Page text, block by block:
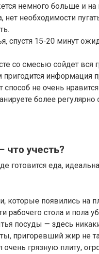
немного больше и
необходимости
спустя 15-20 минут
со смесью сойдет вся
информация
способ не очень
более регулярно
что учесть?
готовится еда,
которые появились на
рабочего стола и
посуды — здесь
пригоревший жир не
грязную плиту,